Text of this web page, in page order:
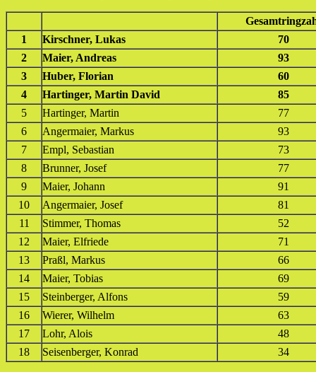
1
Kirschner, Lukas
70
2
Maier, Andreas
93
3
Huber, Florian
60
4
Hartinger, Martin David
85
5
Hartinger, Martin
77
6
Angermaier, Markus
93
7
Empl, Sebastian
73
8
Brunner, Josef
77
9
Maier, Johann
91
10
Angermaier, Josef
81
11
Stimmer, Thomas
52
12
Maier, Elfriede
71
13
Praßl, Markus
66
14
Maier, Tobias
69
15
Steinberger, Alfons
59
16
Wierer, Wilhelm
63
17
Lohr, Alois
48
18
Seisenberger, Konrad 34